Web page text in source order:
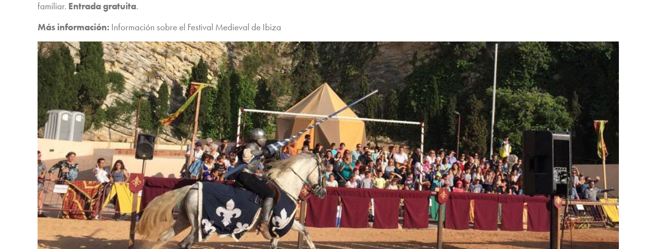
familiar. Entrada gratuita.
Más información:Información sobre el Festival Medieval de Ibiza